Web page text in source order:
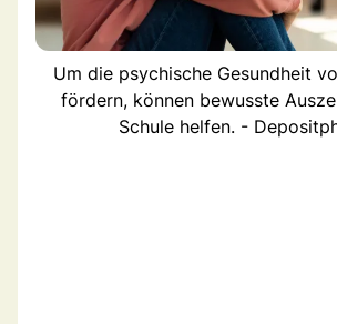
Um die psychische Gesundheit
fördern, können bewusste
Schule helfen. -